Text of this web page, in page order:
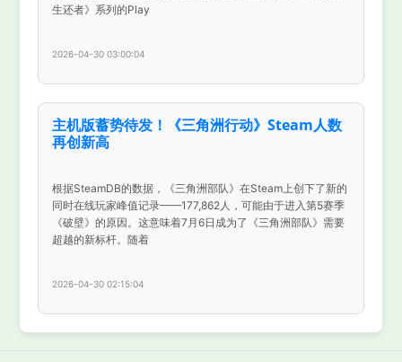
生还者》系列的Play
2026-04-30 03:00:04
主机版蓄势待发！《三角洲行动》Steam人数
再创新高
根据SteamDB的数据，《三角洲部队》在Steam上创下了新的
同时在线玩家峰值记录——177,862人，可能由于进入第5赛季
《破壁》的原因。这意味着7月6日成为了《三角洲部队》需要
超越的新标杆。随着
2026-04-30 02:15:04